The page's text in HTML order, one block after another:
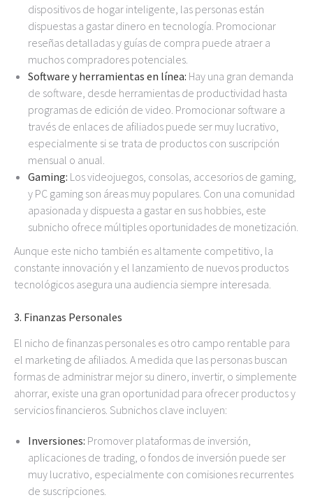
dispositivos de hogar inteligente, las personas están
dispuestas a gastar dinero en tecnología. Promocionar
reseñas detalladas y guías de compra puede atraer a
muchos compradores potenciales.
Software y herramientas en línea: Hay una gran demanda
de software, desde herramientas de productividad hasta
programas de edición de video. Promocionar software a
través de enlaces de afiliados puede ser muy lucrativo,
especialmente si se trata de productos con suscripción
mensual o anual.
Gaming: Los videojuegos, consolas, accesorios de gaming,
y PC gaming son áreas muy populares. Con una comunidad
apasionada y dispuesta a gastar en sus hobbies, este
subnicho ofrece múltiples oportunidades de monetización.
Aunque este nicho también es altamente competitivo, la
constante innovación y el lanzamiento de nuevos productos
tecnológicos asegura una audiencia siempre interesada.
3. Finanzas Personales
El nicho de finanzas personales es otro campo rentable para
el marketing de afiliados. A medida que las personas buscan
formas de administrar mejor su dinero, invertir, o simplemente
ahorrar, existe una gran oportunidad para ofrecer productos y
servicios financieros. Subnichos clave incluyen:
Inversiones: Promover plataformas de inversión,
aplicaciones de trading, o fondos de inversión puede ser
muy lucrativo, especialmente con comisiones recurrentes
de suscripciones.